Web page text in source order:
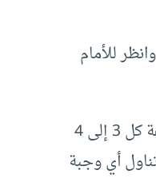
للأمام
– النصيحة 11 ما تأكله له تأثير على مزاجك: لا تفوت وجبات الطعام، تناول وجبات خفيفة كل 3 إلى 4
أي وجبة